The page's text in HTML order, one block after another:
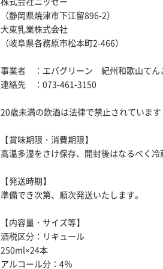
（静岡県焼津市下江留896-2）
大東乳業株式会社
（岐阜県各務原市松本町2-466）
事業者 ：エバグリーン 紀州和歌山てん
連絡先 ：073-461-3150
20歳未満の飲酒は法律で禁止されています
【賞味期限・消費期限】
高温多湿をさけ保存、開封後はなるべく冷
【発送時期】
準備でき次第、順次発送いたします。
【内容量・サイズ等】
酒税区分：リキュール
250ml×24本
アルコール分：4％